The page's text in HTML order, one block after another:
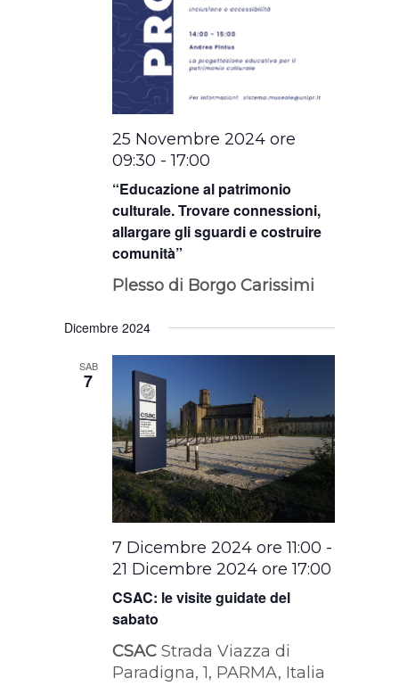
“Educazione al patrimonio
culturale. Trovare connessioni,
allargare gli sguardi e costruire
comunità”
25 Novembre 2024 ore
09:30 -17:00
Plesso di Borgo Carissimi
Dicembre 2024
SAB
7
CSAC: le visite guidate del
sabato
7 Dicembre 2024 ore 11:00 -
21 Dicembre 2024 ore 17:00
CSACStrada Viazza di
Paradigna, 1, PARMA, Italia